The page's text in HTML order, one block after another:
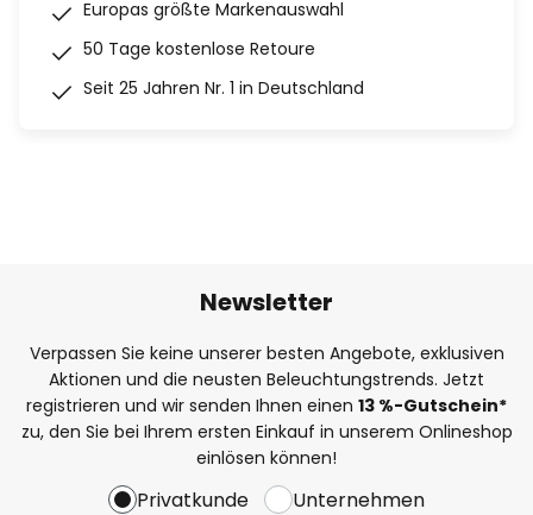
Europas größte Markenauswahl
50 Tage kostenlose Retoure
Seit 25 Jahren Nr. 1 in Deutschland
Newsletter
Verpassen Sie keine unserer besten Angebote, exklusiven
Aktionen und die neusten Beleuchtungstrends. Jetzt
registrieren und wir senden Ihnen einen 13 %-Gutschein*
zu, den Sie bei Ihrem ersten Einkauf in unserem Onlineshop
einlösen können!
Privatkunde Unternehmen